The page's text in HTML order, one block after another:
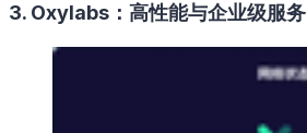
3. Oxylabs：高性能与企业级服务